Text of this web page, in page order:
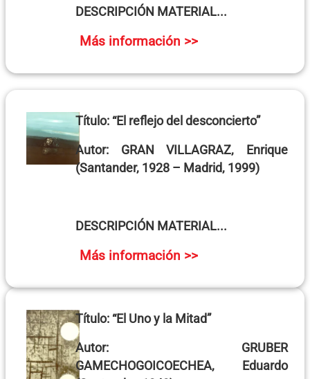
DESCRIPCIÓN MATERIAL...
Más información >>
Título: “El reflejo del desconcierto”
Autor: GRAN VILLAGRAZ, Enrique
(Santander, 1928 – Madrid, 1999)
DESCRIPCIÓN MATERIAL...
Más información >>
Título: “El Uno y la Mitad”
Autor: GRUBER
GAMECHOGOICOECHEA, Eduardo